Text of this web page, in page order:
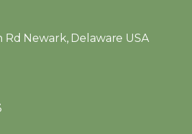
Rd Newark, Delaware USA